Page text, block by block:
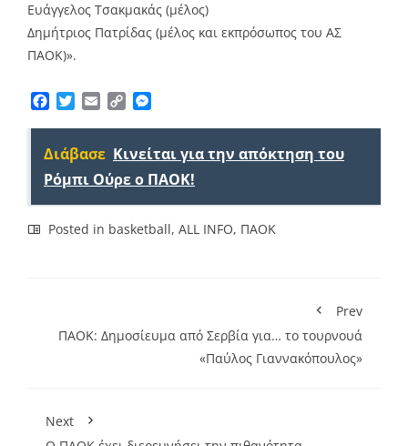
Ευάγγελος Τσακμακάς (μέλος)
Δημήτριος Πατρίδας (μέλος και εκπρόσωπος του ΑΣ
ΠΑΟΚ)».
Facebook
TwitterEmailCopy
Διάβασε Κινείται για την απόκτηση του
Ρόμπι Ούρε ο ΠΑΟΚ!
Posted in basketball, ALL INFO, ΠΑΟΚ
Prev
ΠΑΟΚ: Δημοσίευμα από Σερβία για… το τουρνουά
«Παύλος Γιαννακόπουλος»
Next